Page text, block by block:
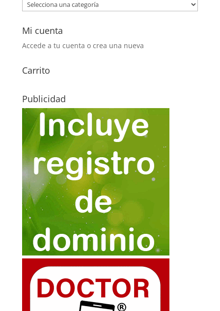
Mi cuenta
Accede a tu cuenta o crea una nueva
Carrito
Publicidad